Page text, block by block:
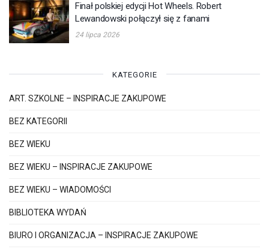
Finał polskiej edycji Hot Wheels. Robert
Lewandowski połączył się z fanami
24 lipca 2026
KATEGORIE
ART. SZKOLNE – INSPIRACJE ZAKUPOWE
BEZ KATEGORII
BEZ WIEKU
BEZ WIEKU – INSPIRACJE ZAKUPOWE
BEZ WIEKU – WIADOMOŚCI
BIBLIOTEKA WYDAŃ
BIURO I ORGANIZACJA – INSPIRACJE ZAKUPOWE